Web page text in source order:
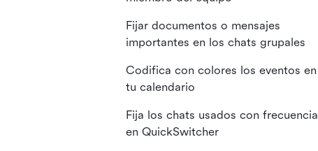
Fijar documentos o mensajes
importantes en los chats grupales
Codifica con colores los eventos en
tu calendario
Fija los chats usados con frecuencia
en QuickSwitcher